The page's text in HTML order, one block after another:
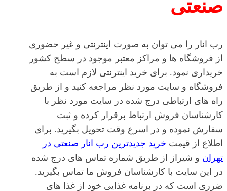
صنعتی
رب انار را می توان به صورت اینترنتی و غیر حضوری
از فروشگاه ها و مراکز معتبر موجود در سطح کشور
خریداری نمود. برای خرید اینترنتی لازم است به
فروشگاه و سایت مورد نظر مراجعه کنید و از طریق
راه های ارتباطی درج شده در سایت مورد نظر با
کارشناسان فروش ارتباط برقرار کرده و ثبت
سفارش نموده و در اسرع وقت تحویل بگیرید. برای
اطلاع از قیمت خرید جدیدترین رب انار صنعتی در
تهران و شیراز از طریق شماره تماس های درج شده
در این سایت با کارشناسان فروش ما تماس بگیرید.
ضرری است که در برنامه غذایی خود از غذا های